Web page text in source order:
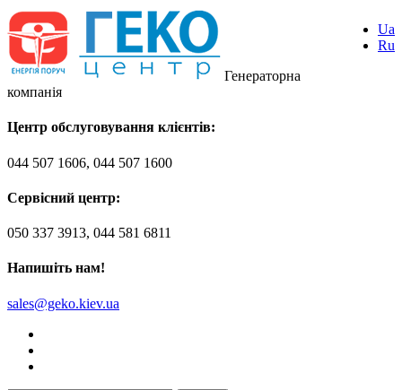
Ua
Ru
Генераторна
компанія
Центр обслуговування клієнтів:
044 507 1606, 044 507 1600
Сервісний центр:
050 337 3913, 044 581 6811
Напишіть нам!
sales@geko.kiev.ua